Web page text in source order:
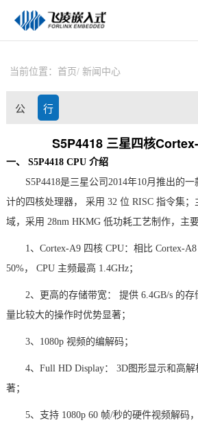
技术与支持
在线文档
方案定制
淘宝商城
新闻中心
当前位置： 首页 新闻中心
公
动
态
行
业
资
讯
S5P4418 三星四核
一、
S5P4418 CPU 介绍
S5P4418是三星公司2014年10月推出的一
计的四核处理器， 采用 32 位 RISC 指令集；
域，采用 28nm HKMG 低功耗工艺制作，主
1、Cortex-A9 四核 CPU：相比 Cortex-
50%， CPU 主频最高 1.4GHz；
2、更高的存储带宽： 提供 6.4GB/s 的
量比较大的操作时优势显著；
3、1080p 视频的编解码；
4、Full HD Display： 3D图形显示和高
著；
5、支持 1080p 60 帧/秒的硬件视频解码